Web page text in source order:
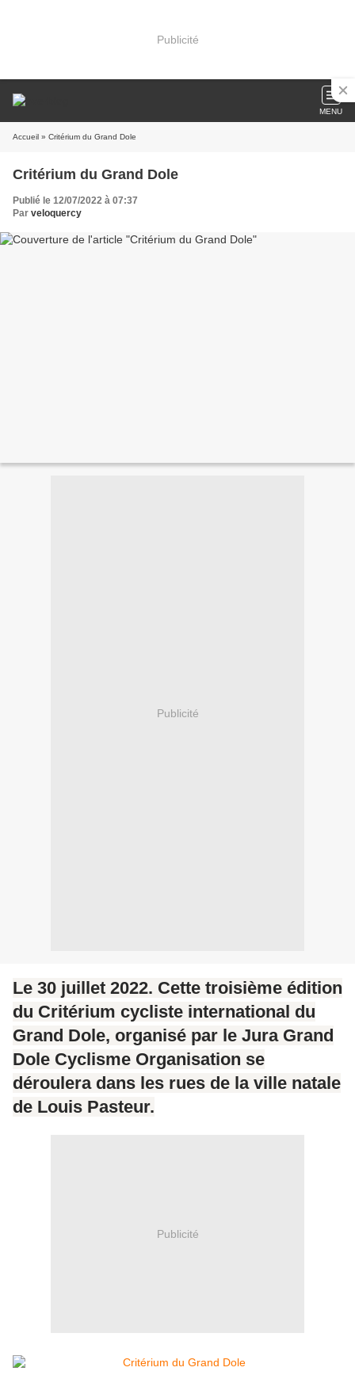
Publicité
MENU
Accueil » Critérium du Grand Dole
Critérium du Grand Dole
Publié le 12/07/2022 à 07:37
Par veloquercy
Publicité
Le 30 juillet 2022. Cette troisième édition
du Critérium cycliste international du
Grand Dole, organisé par le Jura Grand
Dole Cyclisme Organisation se
déroulera dans les rues de la ville natale
de Louis Pasteur.
Publicité